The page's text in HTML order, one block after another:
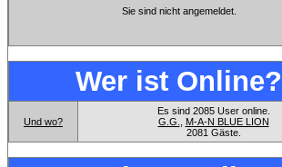
Sie sind nicht angemeldet.
Wer ist Online?
Und wo?
Es sind 2085 User online.
G.G.
M-A-N BLUE LION
2081 Gäste.